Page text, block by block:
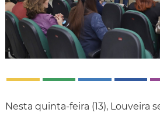
Nesta quinta-feira (13), Louveira